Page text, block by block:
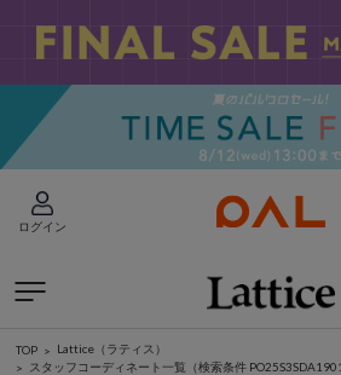
ログイン
TOP
Lattice（ラティス）
スタッフコーディネート一覧 （検索条件